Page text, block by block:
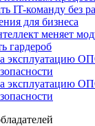
IT-команду без
для бизнеса
меняет
гардероб
эксплуатацию
эксплуатацию